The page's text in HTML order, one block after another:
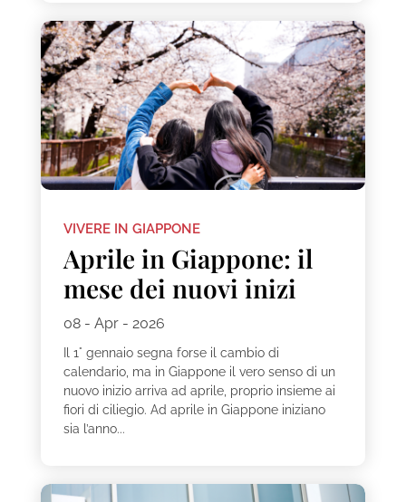
VIVERE IN GIAPPONE
Aprile in Giappone: il
mese dei nuovi inizi
08 - Apr - 2026
Il 1° gennaio segna forse il cambio di
calendario, ma in Giappone il vero senso di un
nuovo inizio arriva ad aprile, proprio insieme ai
fiori di ciliegio. Ad aprile in Giappone iniziano
sia l’anno...